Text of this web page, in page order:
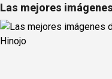
Las mejores